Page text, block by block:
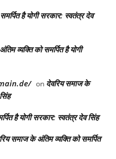
है योगी सरकार: स्वतंत्र देव
व्यक्ति को समर्पित है योगी
on देवरिय समाज के
है योगी सरकार: स्वतंत्र देव सिंह
समाज के अंतिम व्यक्ति को समर्पित